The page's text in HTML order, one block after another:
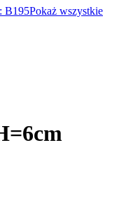
B195Pokaż wszystkie